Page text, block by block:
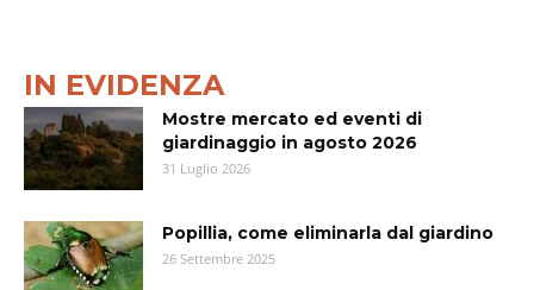
IN EVIDENZA
Mostre mercato ed eventi di
giardinaggio in agosto 2026
31 Luglio 2026
Popillia, come eliminarla dal giardino
26 Settembre 2025